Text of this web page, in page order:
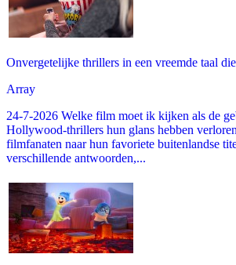
Onvergetelijke thrillers in een vreemde taal
Array
24-7-2026 Welke film moet ik kijken als de
Hollywood-thrillers hun glans hebben
filmfanaten naar hun favoriete buitenlandse
verschillende antwoorden,...